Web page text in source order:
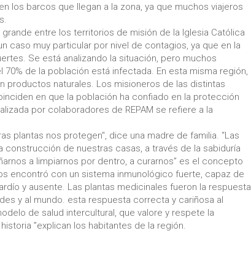
los barcos que llegan a la zona, ya que muchos viajeros
entre los territorios de misión de la Iglesia Católica
caso muy particular por nivel de contagios, ya que en la
Se está analizando la situación, pero muchos
de la población está infectada. En esta misma región,
productos naturales. Los misioneros de las distintas
en que la población ha confiado en la protección
por colaboradores de REPAM se refiere a la
plantas nos protegen", dice una madre de familia. “Las
de nuestras casas, a través de la sabiduría
a limpiarnos por dentro, a curarnos” es el concepto
encontró con un sistema inmunológico fuerte, capaz de
y ausente. Las plantas medicinales fueron la respuesta
y al mundo. esta respuesta correcta y cariñosa al
de salud intercultural, que valore y respete la
”explican los habitantes de la región.